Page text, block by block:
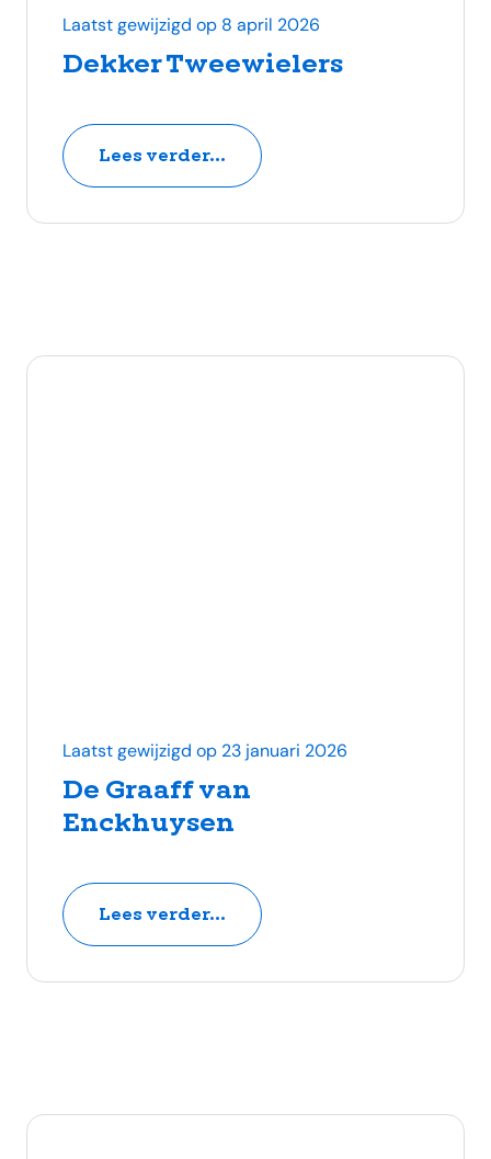
Dekker Tweewielers
Laatst gewijzigd op 8 april 2026
Lees verder...
De Graaff van
Enckhuysen
Laatst gewijzigd op 23 januari 2026
Lees verder...